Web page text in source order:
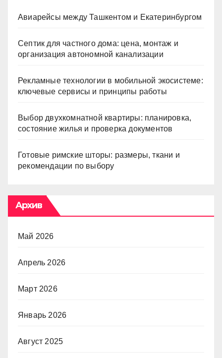
Авиарейсы между Ташкентом и Екатеринбургом
Септик для частного дома: цена, монтаж и
организация автономной канализации
Рекламные технологии в мобильной экосистеме:
ключевые сервисы и принципы работы
Выбор двухкомнатной квартиры: планировка,
состояние жилья и проверка документов
Готовые римские шторы: размеры, ткани и
рекомендации по выбору
Архив
Май 2026
Апрель 2026
Март 2026
Январь 2026
Август 2025